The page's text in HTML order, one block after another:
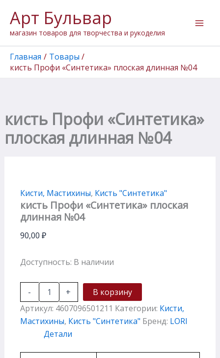
содержимому
Арт Бульвар
магазин товаров для творчества и рукоделия
Главная
Товары
кисть Профи «Синтетика» плоская длинная №04
кисть Профи «Синтетика»
плоская длинная №04
Кисти, Мастихины, Кисть "Cинтетика"
кисть Профи «Синтетика» плоская
длинная №04
90,00 ₽
Доступность: В наличии
-
товара
кисть
Профи
"Синтетика"
плоская
длинная
№04
+
В корзину
Артикул: 4607096501211 Категории: Кисти,
Мастихины, Кисть "Cинтетика" Бренд: LORI
Детали